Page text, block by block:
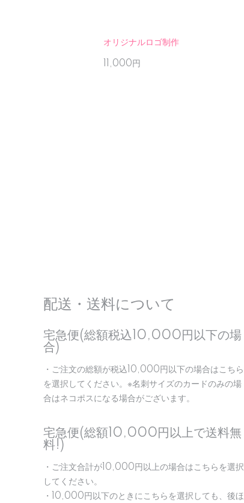
オリジナルロゴ制作
11,000円
配送・送料について
宅急便(総額税込10,000円以下の場
合)
・ご注文の総額が税込10,000円以下の場合はこちら
を選択してください。※名刺サイズのカードのみの場
合はネコポスになる場合がございます。
宅急便(総額10,000円以上で送料無
料!)
・ご注文合計が10,000円以上の場合はこちらを選択
してください。
・10,000円以下のときにこちらを選択しても、後ほ